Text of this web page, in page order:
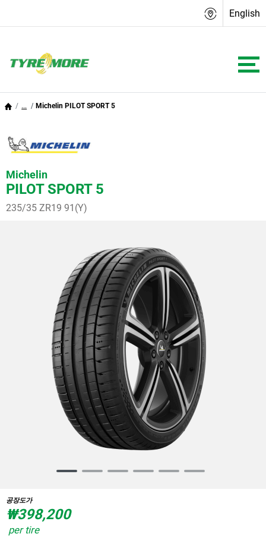
English
... Michelin PILOT SPORT 5
Michelin
PILOT SPORT 5
235/35 ZR19 91(Y)
of
6
공장도가
₩398,200
per tire